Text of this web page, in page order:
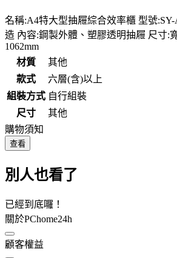
名稱:A4特大型抽屜綜合效率櫃 型號
造 內容:鋼製外體、塑膠透明抽屜 尺寸:
1062mm
材質
其他
款式
六層(含)以上
組裝方式 自行組裝
尺寸
其他
購物須知
查看
別人也看了
已經到底囉！
關於PChome24h
顧客權益